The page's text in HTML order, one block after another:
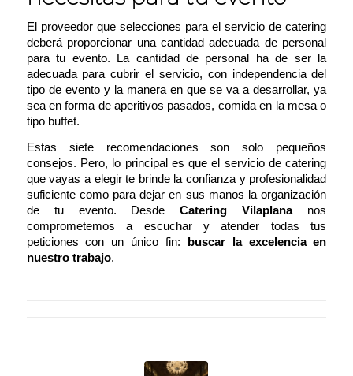
El proveedor que selecciones para el servicio de catering
deberá proporcionar una cantidad adecuada de personal
para tu evento. La cantidad de personal ha de ser la
adecuada para cubrir el servicio, con independencia del
tipo de evento y la manera en que se va a desarrollar, ya
sea en forma de aperitivos pasados, comida en la mesa o
tipo buffet.
Estas siete recomendaciones son solo pequeños
consejos. Pero, lo principal es que el servicio de catering
que vayas a elegir te brinde la confianza y profesionalidad
suficiente como para dejar en sus manos la organización
de tu evento. DesdeCatering Vilaplana
nos
comprometemos a escuchar y atender todas tus
peticiones con un único fin: buscar la excelencia en
nuestro trabajo.